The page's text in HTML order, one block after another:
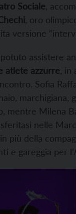
Sociale ,
, oro
versione
assistere
atlete azzurre ,
Sofia
marchigiana,
mentre Milena
nelle
più della
e gareggia per